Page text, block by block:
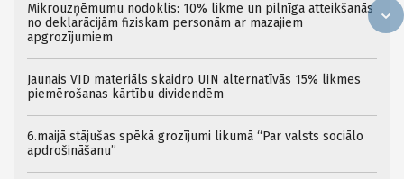
Mikrouzņēmumu nodoklis: 10% likme un pilnīga atteikšanās
no deklarācijām fiziskam personām ar mazajiem
apgrozījumiem
Jaunais VID materiāls skaidro UIN alternatīvās 15% likmes
piemērošanas kārtību dividendēm
6.maijā stājušas spēkā grozījumi likumā “Par valsts sociālo
apdrošināšanu”